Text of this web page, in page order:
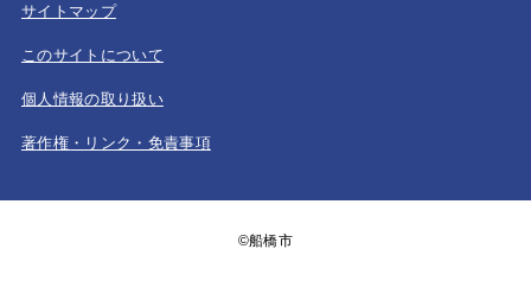
サイトマップ
このサイトについて
個人情報の取り扱い
著作権・リンク・免責事項
©船橋市